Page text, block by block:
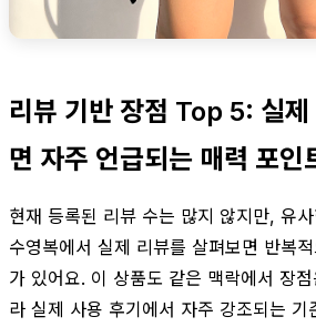
리뷰 기반 장점 Top 5: 실제
면 자주 언급되는 매력 포인
현재 등록된 리뷰 수는 많지 않지만, 유
수영복에서 실제 리뷰를 살펴보면 반복
가 있어요. 이 상품도 같은 맥락에서 장
라 실제 사용 후기에서 자주 강조되는 기